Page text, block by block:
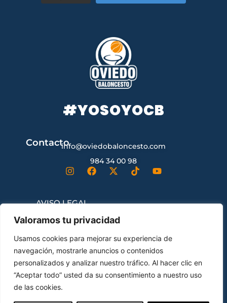
Valoramos tu privacidad
Usamos cookies para mejorar su experiencia de
navegación, mostrarle anuncios o contenidos
personalizados y analizar nuestro tráfico. Al hacer clic en
“Aceptar todo” usted da su consentimiento a nuestro uso
de las cookies.
#YOSOYOCB
Contactoinfo@oviedobaloncesto.com
984 34 00 98
AVISO LEGAL
CONTRATACIÓN
ENVÍOS Y DEVOLUCIONES